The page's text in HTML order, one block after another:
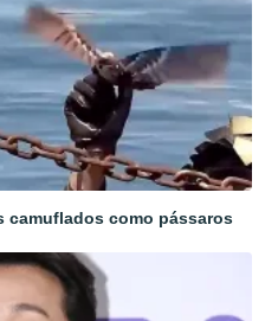
camuflados como pássaros